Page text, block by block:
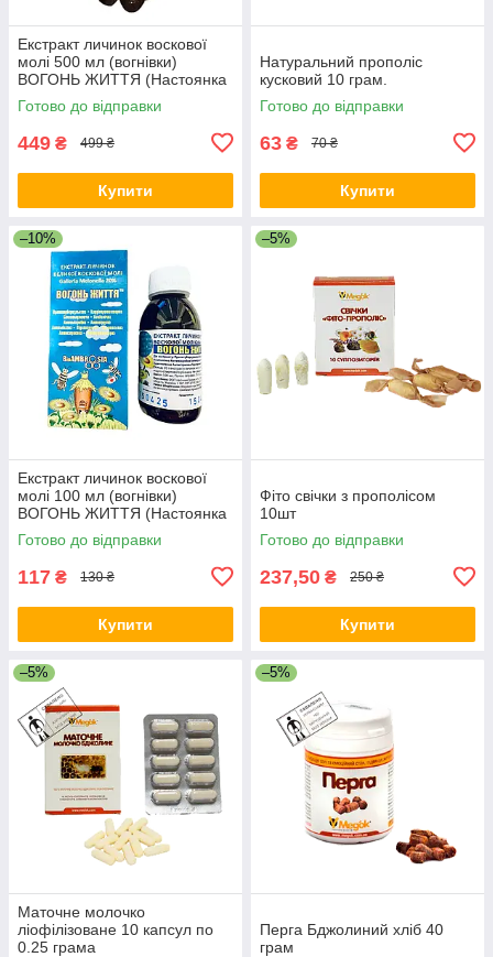
Екстракт личинок воскової
молі 500 мл (вогнівки)
ВОГОНЬ ЖИТТЯ (Настоянка
личинок воскової молі)
термін до 04.27
Готово до відправки
449 ₴ 499 ₴
Купити
Натуральний прополіс
кусковий 10 грам.
Готово до відправки
63 ₴ 70 ₴
Купити
–10%
Екстракт личинок воскової
молі 100 мл (вогнівки)
ВОГОНЬ ЖИТТЯ (Настоянка
личинок воскової молі)
термін до 04.27
Готово до відправки
117 ₴ 130 ₴
Купити
–5%
Фіто свічки з прополісом
10шт
Готово до відправки
237,50 ₴ 250 ₴
Купити
–5%
Маточне молочко
ліофілізоване 10 капсул по
0.25 грама
–5%
Перга Бджолиний хліб 40
грам